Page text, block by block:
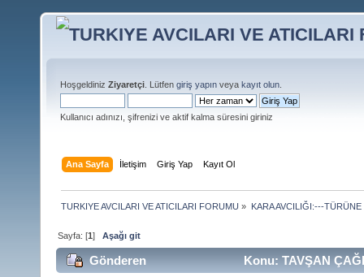
Hoşgeldiniz Ziyaretçi . Lütfen giriş yapın veya kayıt olun
Kullanıcı adınızı, şifrenizi ve aktif kalma süresini giriniz
Ana Sayfa İletişim Giriş Yap Kayıt Ol
TURKIYE AVCILARI VE ATICILARI FORUMU » KARA AVCILIĞI:---
Sayfa: [1]Aşağı git
Gönderen Konu: TAVŞAN